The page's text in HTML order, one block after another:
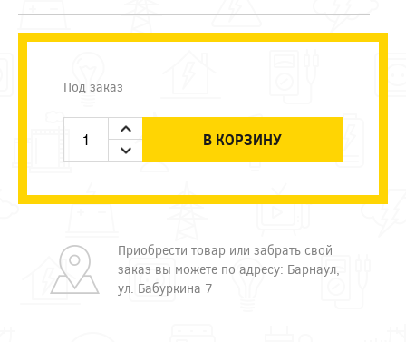
Под заказ
В КОРЗИНУ
Приобрести товар или забрать свой
заказ вы можете по адресу: Барнаул,
ул. Бабуркина 7